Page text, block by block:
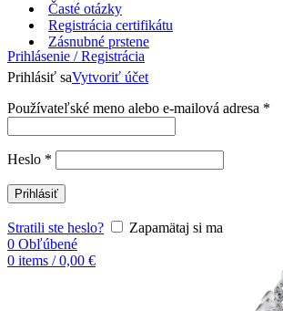
Časté otázky
Registrácia certifikátu
Prihlásenie / Registrácia
Prihlásiť saVytvoriť účet
Používateľské meno alebo e-mailová adresa *
Heslo *
Prihlásiť
Stratili ste heslo?
Zapamätaj si ma
0 Obľúbené
0 items / 0,00 €
Zásnubné prstene